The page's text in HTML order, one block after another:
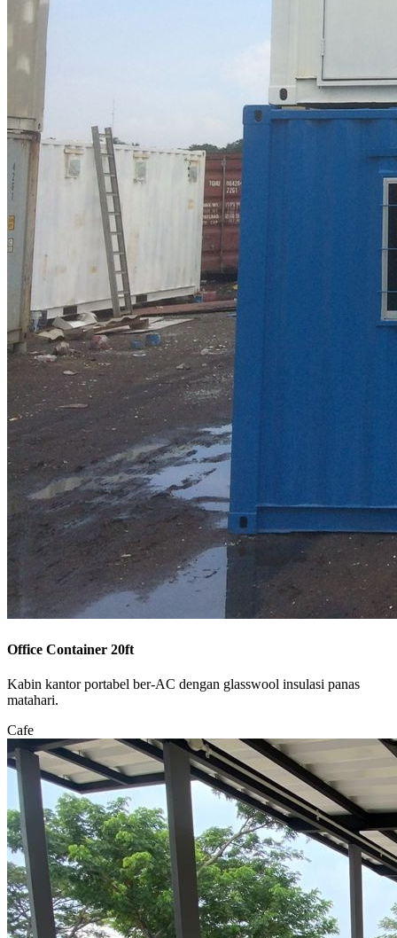
Office Container 20ft
Kabin kantor portabel ber-AC dengan glasswool insulasi panas
matahari.
Cafe